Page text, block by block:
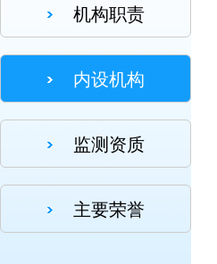
机构职责
内设机构
监测资质
主要荣誉